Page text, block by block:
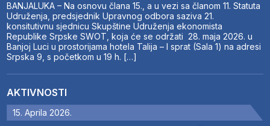
BANJALUKA – Na osnovu člana 15., a u vezi sa članom 11. Statuta
Udruženja, predsjednik Upravnog odbora saziva 21.
konsitutivnu sjednicu Skupštine Udruženja ekonomista
Republike Srpske SWOT, koja će se održati 28. maja 2026. u
Banjoj Luci u prostorijama hotela Talija – I sprat (Sala 1) na adresi
Srpska 9, s početkom u 19 h. […]
AKTIVNOSTI
15. Aprila 2026.